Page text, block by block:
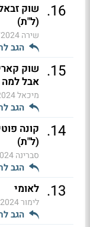
16
. שוק
(ל"ת)
שירה13:38
הגב
15
.
אבל
מיכאל
הגב
14
. קונה
(ל"ת)
סברינה
הגב
13
. לאומי
לימור12:39
הגב